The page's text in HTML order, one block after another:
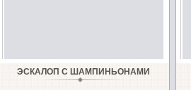
ЭСКАЛОП С ШАМПИНЬОНАМИ